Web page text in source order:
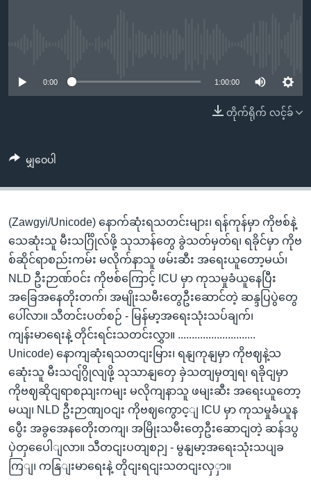
ကြည့်
ရန်
နေရာ
ကျော်
0:00 1:00:00
တိုက်ရိုက် လင့်ခ်
မျှဝေပါ
(Zawgyi/Unicode) နောက်ဆုံးရသတင်းများ၊ ရန်ကုန်မှာ ကိုဗစ်နဲ့
သေဆုံးသူ မီးသင်္ဂြိုလ်ဖို့ သုသာန်တွေ ခွဲသတ်မှတ်ရ၊ ရခိုင်မှာ ကိုဗ
စ်ဆိုင်ရာစည်းကမ်း မလိုက်နာသူ ဖမ်းဆီး အရေးယူတော့မယ်၊
NLD ဦးဉာဏ်ဝင်း ကိုဗစ်ကြောင့် ICU မှာ ကုသမှုခံယူနေပြီး
အခြေအနေတိုးတက်၊ အမျိုးသမီးတွေဦးဆောင်တဲ့ ဆန္ဒပြပွဲတွေ
ပေါ်လာ။ သီတင်းပတ်စဉ် - မြန်မာ့အရေးသုံးသပ်ချက်၊
ကျန်းမာရေးနဲ့ တိုင်းရင်းသတင်းလွှာ။ ............................
Unicode) နောကျဆုံးရသတငျးမြား၊ ရနျကုနျမှာ ကိုဗဈနဲ့သ
ဆေုံးသူ မီးသငျ်ဂွိုလျဖို့ သုသာနျတှေ ခှဲသတျမှတျရ၊ ရခိုငျမှာ
ကိုဗဈဆိုငျရာစညျးကမျး မလိုကျနာသူ ဖမျးဆီး အရေးယူတော့
မယျ၊ NLD ဦးဉာဏျဝငျး ကိုဗဈကွောင့ျ ICU မှာ ကုသမှုခံယူန
ပွေီး အခွအေနတေိုးတကျ၊ အမြိုးသမီးတှေဦးဆောငျတဲ့ ဆန်ဒပွ
ပှဲတှပေေါျလာ။ သီတငျးပတျစဉျ - မွနျမာ့အရေးသုံးသပျခ
ကြျ၊ ကနြျးမာရေးနဲ့ တိုငျးရငျးသတငျးလှှာ။